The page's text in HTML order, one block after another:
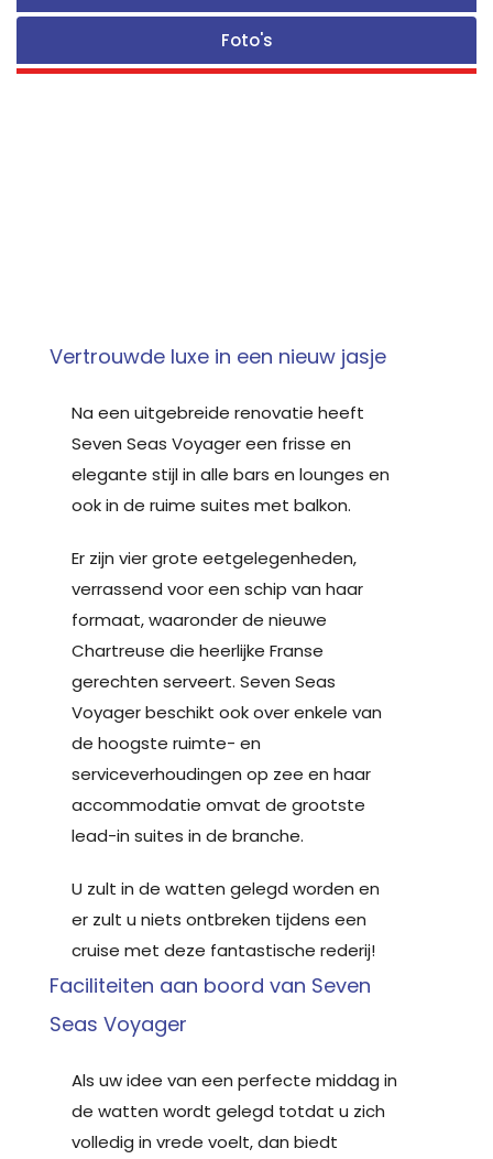
Foto's
Vertrouwde luxe in een nieuw jasje
Na een uitgebreide renovatie heeft
Seven Seas Voyager een frisse en
elegante stijl in alle bars en lounges en
ook in de ruime suites met balkon.
Er zijn vier grote eetgelegenheden,
verrassend voor een schip van haar
formaat, waaronder de nieuwe
Chartreuse die heerlijke Franse
gerechten serveert. Seven Seas
Voyager beschikt ook over enkele van
de hoogste ruimte- en
serviceverhoudingen op zee en haar
accommodatie omvat de grootste
lead-in suites in de branche.
U zult in de watten gelegd worden en
er zult u niets ontbreken tijdens een
cruise met deze fantastische rederij!
Faciliteiten aan boord van Seven
Seas Voyager
Als uw idee van een perfecte middag in
de watten wordt gelegd totdat u zich
volledig in vrede voelt, dan biedt